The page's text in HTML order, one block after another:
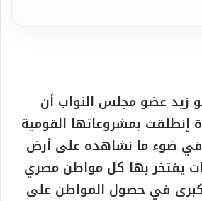
زيد عضو مجلس النواب أن
إنطلقت بمشروعاتها القومية
في ضوء ما نشاهده على أرض
يفتخر بها كل مواطن مصري
في حصول المواطن على